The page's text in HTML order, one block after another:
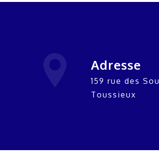
Adresse
159 rue des Sources, 01600
Toussieux